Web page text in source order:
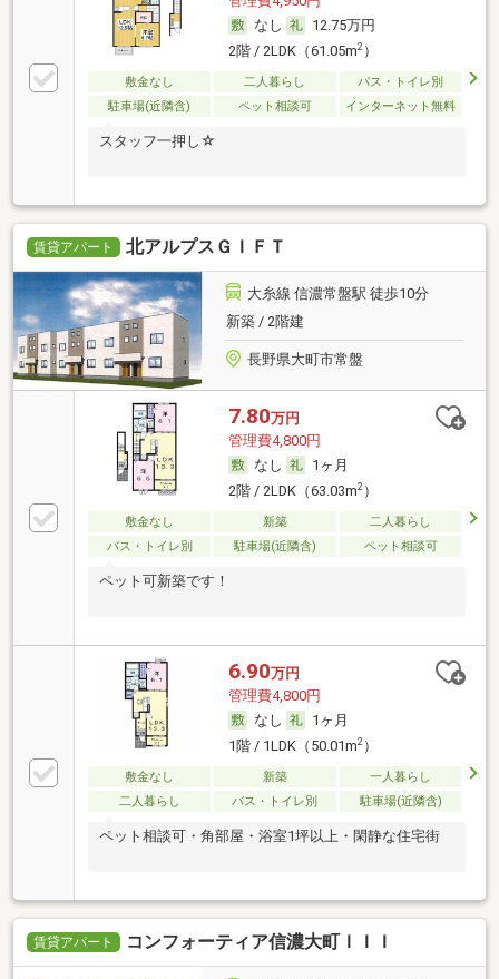
なし
12.75万円
2階 / 2LDK（61.05m2）
敷金なし 二人暮らし
バス・トイレ別
駐車場(近隣含)
ペット相談可 インターネット無料
スタッフ一押し☆
賃貸アパート 北アルプスＧＩＦＴ
大糸線 信濃常盤駅 徒歩10分
新築 / 2階建
長野県大町市常盤
7.80万円
管理費4,800円
なし
1ヶ月
2階 / 2LDK（63.03m2）
敷金なし 新築
二人暮らし
バス・トイレ別
駐車場(近隣含) ペット相談可
ペット可新築です！
6.90万円
管理費4,800円
なし
1ヶ月
1階 / 1LDK（50.01m2）
敷金なし 新築
一人暮らし
二人暮らし
バス・トイレ別 駐車場(近隣含)
ペット相談可・角部屋・浴室1坪以上・閑静な住宅街
賃貸アパート コンフォーティア信濃大町ＩＩＩ